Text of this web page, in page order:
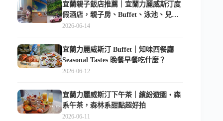
宜蘭親子飯店推薦｜宜蘭力麗威斯汀度
假酒店，親子房、Buffet、泳池、兒童
俱樂部超適合放電
2026-06-14
宜蘭力麗威斯汀 Buffet｜知味西餐廳
Seasonal Tastes 晚餐早餐吃什麼？
2026-06-12
宜蘭力麗威斯汀下午茶｜繽紛遊園・森
系午茶，森林系甜點超好拍
2026-06-11